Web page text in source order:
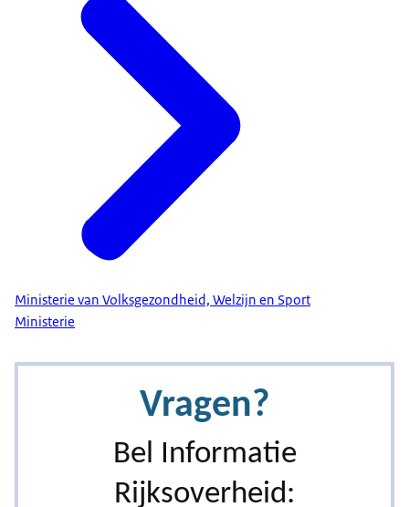
Ministerie van Volksgezondheid, Welzijn en Sport
Ministerie